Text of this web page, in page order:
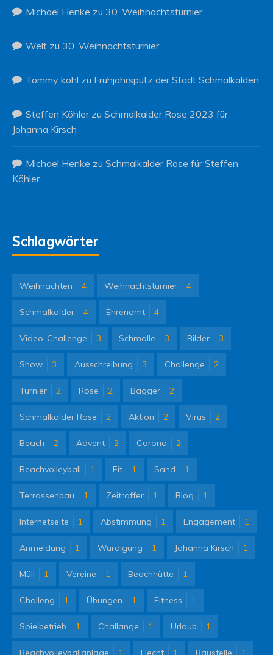
Michael Henke zu 30. Weihnachtsturnier
Welt zu 30. Weihnachtsturnier
Tommy kohl zu Frühjahrsputz der Stadt Schmalkalden
Steffen Köhlerzu Schmalkalder Rose 2023 für
Johanna Kirsch
Michael Henke zu Schmalkalder Rose für Steffen
Köhler
Schlagwörter
Weihnachten 4 Weihnachtsturnier 4
Schmalkalder 4 Ehrenamt 4
Video-Challenge 3 Schmalle 3 Bilder 3
Show 3 Ausschreibung 3 Challenge 2
Turnier 2 Rose 2 Bagger 2
Schmalkalder Rose 2 Aktion 2 Virus 2
Beach 2 Advent 2 Corona 2
Beachvolleyball 1 Fit 1 Sand 1
Terrassenbau 1 Zeitraffer 1 Blog 1
Internetseite 1 Abstimmung 1 Engagement 1
Anmeldung 1 Würdigung 1 Johanna Kirsch 1
Müll 1 Vereine 1 Beachhütte 1
Challeng 1 Übungen 1 Fitness 1
Spielbetrieb 1 Challange 1 Urlaub 1
Beachvolleyballanlage 1 Hecht 1 Baustelle 1